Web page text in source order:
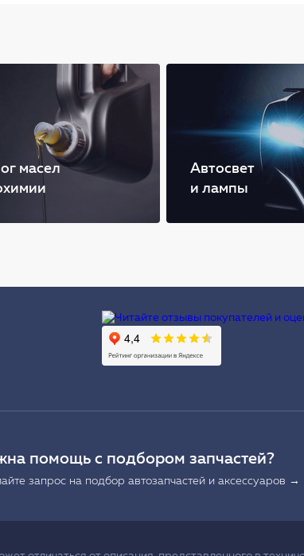
масел
Автосвет
и лампы
помощь с подбором запчастей?
запрос на подбор автозапчастей и аксессуаров →